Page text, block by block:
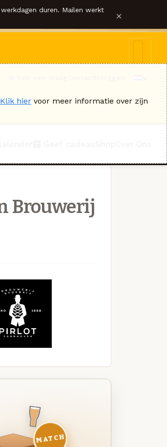
duren. Mailen werkt ×
Brouwerij
MATCH
Klik hier voor meer informatie over zijn